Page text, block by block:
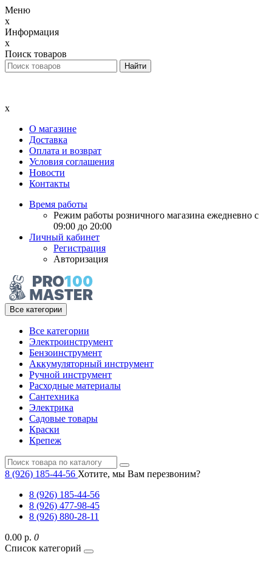
Меню
x
Информация
x
Поиск товаров
x
О магазине
Доставка
Оплата и возврат
Условия соглашения
Новости
Контакты
Время работы
Режим работы розничного магазина ежедневно с
09:00 до 20:00
Личный кабинет
Регистрация
Авторизация
Все категории
Все категории
Электроинструмент
Бензоинструмент
Аккумуляторный инструмент
Ручной инструмент
Расходные материалы
Сантехника
Электрика
Садовые товары
Краски
Крепеж
8 (926) 185-44-56 Хотите, мы Вам перезвоним?
8 (926) 185-44-56
8 (926) 477-98-45
8 (926) 880-28-11
0.00 р. 0
Список категорий